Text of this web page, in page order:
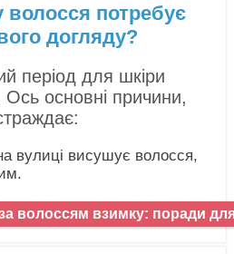
потребує
догляду?
період для шкіри
основні причини,
вулиці висушує волосся,
волоссям взимку: поради для